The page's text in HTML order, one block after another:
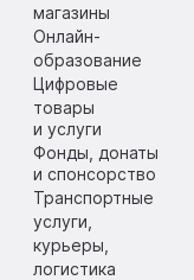
магазины
Онлайн-
образование
Цифровые
товары
и услуги
Фонды, донаты
и спонсорство
Транспортные
услуги,
курьеры,
логистика